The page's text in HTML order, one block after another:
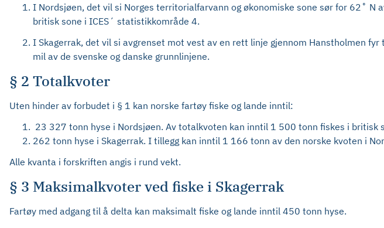
I Nordsjøen, det vil si Norges territorialfarvann og økonomiske sone sør for 62˚ N
britisk sone i ICES´ statistikkområde 4.
I Skagerrak, det vil si avgrenset mot vest av en rett linje gjennom Hanstholmen
mil av de svenske og danske grunnlinjene.
§ 2 Totalkvoter
Uten hinder av forbudet i § 1 kan norske fartøy fiske og lande inntil:
23 327 tonn hyse i Nordsjøen. Av totalkvoten kan inntil 1 500 tonn fiskes i
262 tonn hyse i Skagerrak. I tillegg kan inntil 1 166 tonn av den norske kvoten i
Alle kvanta i forskriften angis i rund vekt.
§ 3 Maksimalkvoter ved fiske i Skagerrak
Fartøy med adgang til å delta kan maksimalt fiske og lande inntil 450 tonn hyse.